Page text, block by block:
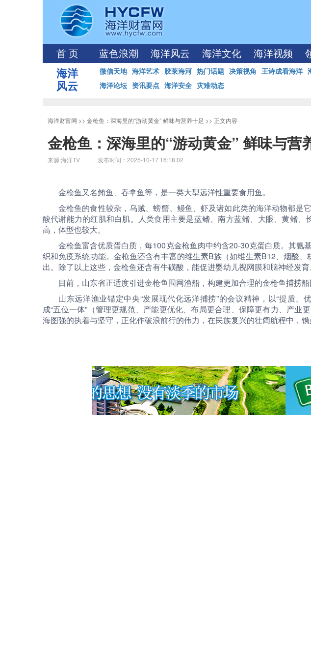
首 页 蓝色浪潮 海洋风云 海洋文化 海洋视频
海洋
风云
微信天地 海洋艺术 胶莱海河 热门话题 决策视角 王诗成看海洋
海洋论坛 资讯要点 海洋安全 灾难动态
海洋财富网 >> 金枪鱼：深海里的“游动黄金” 鲜味与营养十足 >> 正文内容
金枪鱼：深海里的“游动黄金” 鲜味与营
来源:海洋TV 发布时间：2025-10-17 16:18:02
金枪鱼又名鲔鱼、吞拿鱼等，是一类大型远洋性重要食用鱼。
金枪鱼的食性较杂，乌贼、螃蟹、鳗鱼、虾及诸如此类的海洋动物都是
酸代谢能力的红肌和白肌。人类食用主要是蓝鳍、南方蓝鳍、大眼、黄鳍
高，体型也较大。
金枪鱼富含优质蛋白质，每100克金枪鱼肉中约含20-30克蛋白质。其氨
织和免疫系统功能。金枪鱼还含有丰富的维生素B族（如维生素B12、烟酸
出。除了以上这些，金枪鱼还含有牛磺酸，能促进婴幼儿视网膜和脑神经发育
目前，山东省正适度引进金枪鱼围网渔船，构建更加合理的金枪鱼捕捞船
山东远洋渔业锚定中央“发展现代化远洋捕捞”的会议精神，以“提质、
成“五位一体”（管理更规范、产能更优化、布局更合理、保障更有力、产业
海图强的执着与坚守，正化作破浪前行的伟力，在民族复兴的壮阔航程中，镌